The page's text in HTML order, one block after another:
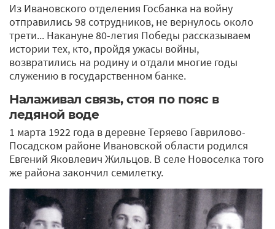
Из Ивановского отделения Госбанка на войну
отправились 98 сотрудников, не вернулось около
трети... Накануне 80-летия Победы рассказываем
истории тех, кто, пройдя ужасы войны,
возвратились на родину и отдали многие годы
служению в государственном банке.
Налаживал связь, стоя по пояс в
ледяной воде
1 марта 1922 года в деревне Теряево Гаврилово-
Посадском районе Ивановской области родился
Евгений Яковлевич Жильцов. В селе Новоселка того
же района закончил семилетку.